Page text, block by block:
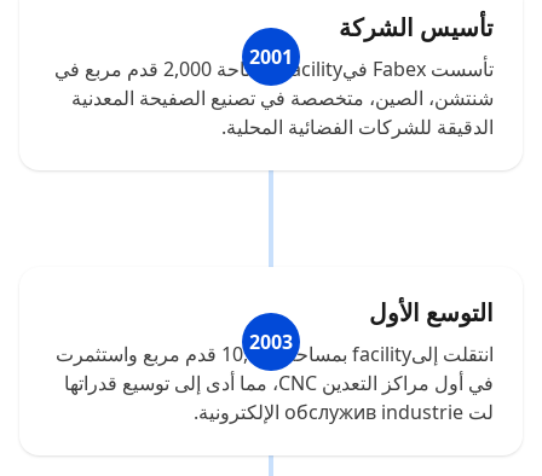
تأسيس الشركة
تأسست Fabex فيfacility بمساحة 2,000 قدم مربع في
شنتشن، الصين، متخصصة في تصنيع الصفيحة المعدنية
الدقيقة للشركات الفضائية المحلية.
2001
التوسع الأول
انتقلت إلىfacility بمساحة 10,000 قدم مربع واستثمرت
في أول مراكز التعدين CNC، مما أدى إلى توسيع قدراتها
لت обслужив industrie الإلكترونية.
2003